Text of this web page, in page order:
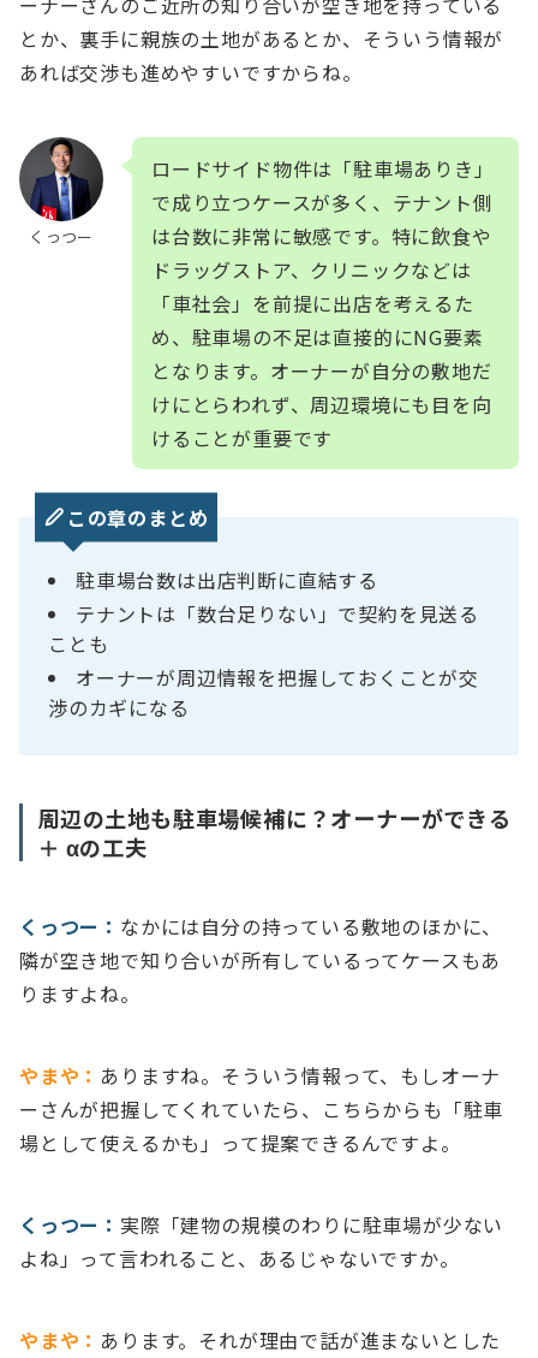
とか、裏手に親族の土地があるとか、そういう情報が
あれば交渉も進めやすいですからね。
くっつー
ロードサイド物件は「駐車場ありき」
で成り立つケースが多く、テナント側
は台数に非常に敏感です。特に飲食や
ドラッグストア、クリニックなどは
「車社会」を前提に出店を考えるた
め、駐車場の不足は直接的にNG要素
となります。オーナーが自分の敷地だ
けにとらわれず、周辺環境にも目を向
けることが重要です
この章のまとめ
駐車場台数は出店判断に直結する
テナントは「数台足りない」で契約を見送る
ことも
オーナーが周辺情報を把握しておくことが交
渉のカギになる
周辺の土地も駐車場候補に？オーナーができる
＋ αの工夫
くっつー： なかには自分の持っている敷地のほかに、
隣が空き地で知り合いが所有しているってケースもあ
りますよね。
やまや： ありますね。そういう情報って、もしオーナ
ーさんが把握してくれていたら、こちらからも「駐車
場として使えるかも」って提案できるんですよ。
くっつー： 実際「建物の規模のわりに駐車場が少ない
よね」って言われること、あるじゃないですか。
やまや： あります。それが理由で話が進まないとした